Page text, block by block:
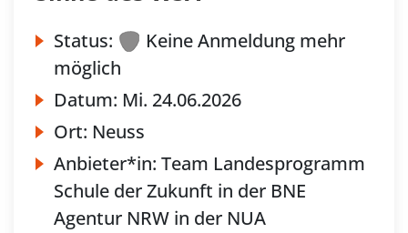
Status:
Keine Anmeldung mehr
möglich
Datum: Mi. 24.06.2026
Ort: Neuss
Anbieter*in: Team Landesprogramm
Schule der Zukunft in der BNE
Agentur NRW in der NUA